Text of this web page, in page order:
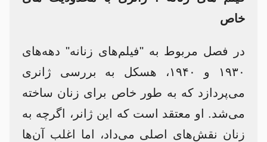
خاص
در فصل مربوط به "فیلم‌های زنانه" دهه‌های
۱۹۳۰ و ۱۹۴۰، هسکل به بررسی ژانری
می‌پردازد که به طور خاص برای زنان ساخته
می‌شد. او معتقد است که این ژانر، اگرچه به
زنان نقش‌های اصلی می‌داد، اما اغلب آن‌ها